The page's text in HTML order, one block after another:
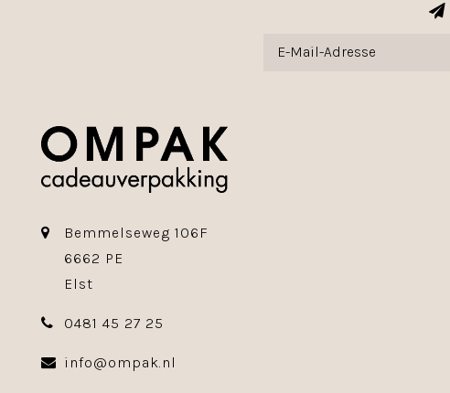
Bemmelseweg 106F
6662 PE
Elst
0481 45 27 25
info@ompak.nl